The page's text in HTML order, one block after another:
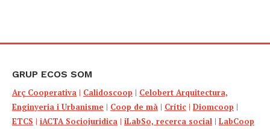
GRUP ECOS SOM
Arç Cooperativa | Calidoscoop | Celobert Arquitectura,
Enginyeria i Urbanisme | Coop de mà | Crític | Diomcoop |
ETCS | iACTA Sociojuridica | iLabSo, recerca social | LabCoop